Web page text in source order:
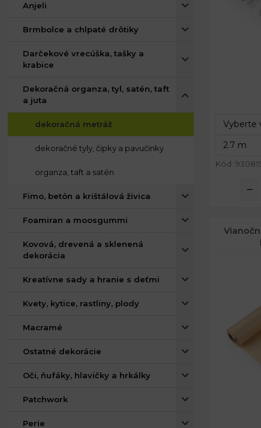
Anjeli
Brmbolce a chlpaté drôtiky
Darčekové vrecúška, tašky a
krabice
Dekoračná organza, tyl, satén, taft
a juta
dekoračná metráž
dekoračné tyly, čipky a pavučinky
organza, taft a satén
Fimo, betón a krištálová živica
Foamiran a moosgummi
Kovová, drevená a sklenená
dekorácia
Kreatívne sady a hranie s deťmi
Kvety, kytice, rastliny, plody
Macramé
Ostatné dekorácie
Oči, ňufáky, hlavičky a hrkálky
Patchwork
Perie
Kód: